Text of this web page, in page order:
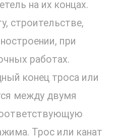
на их концах.
строительстве,
при
работах.
конец троса или
между двумя
Трос или канат